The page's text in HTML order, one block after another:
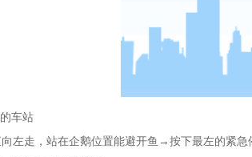
车站
向左走，站在企鹅位置能避开鱼→按下最左的紧